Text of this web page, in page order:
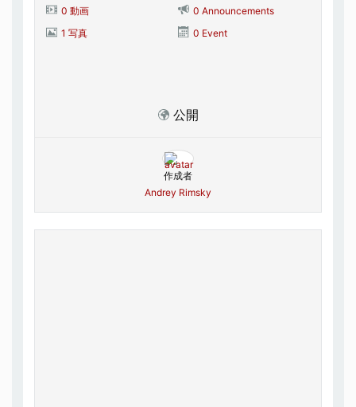
0 動画
0 Announcements
1 写真
0 Event
公開
作成者
Andrey Rimsky